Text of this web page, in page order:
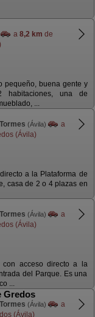
a 8,2 km de
pequeño, buena gente y
habitaciones, una de
...
(Ávila)
a
(Ávila)
a la Plataforma de
casa de 2 o 4 plazas en
(Ávila)
a
(Ávila)
acceso directo a la
del Parque. Es una
...
Gredos
(Ávila)
a
(Ávila)